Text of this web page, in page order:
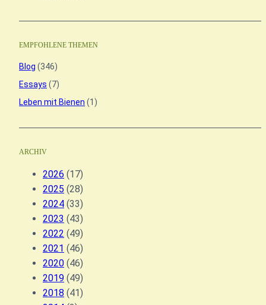
EMPFOHLENE THEMEN
Blog (346)
Essays (7)
Leben mit Bienen (1)
ARCHIV
2026 (17)
2025 (28)
2024 (33)
2023 (43)
2022 (49)
2021 (46)
2020 (46)
2019 (49)
2018 (41)